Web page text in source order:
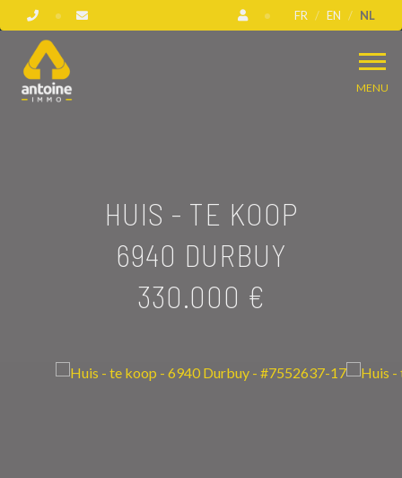
FR EN NL
MENU
HUIS - TE KOOP
6940 DURBUY
330.000 €